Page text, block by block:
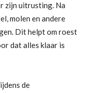
zijn uitrusting. Na
molen en andere
Dit helpt om roest
dat alles klaar is
de